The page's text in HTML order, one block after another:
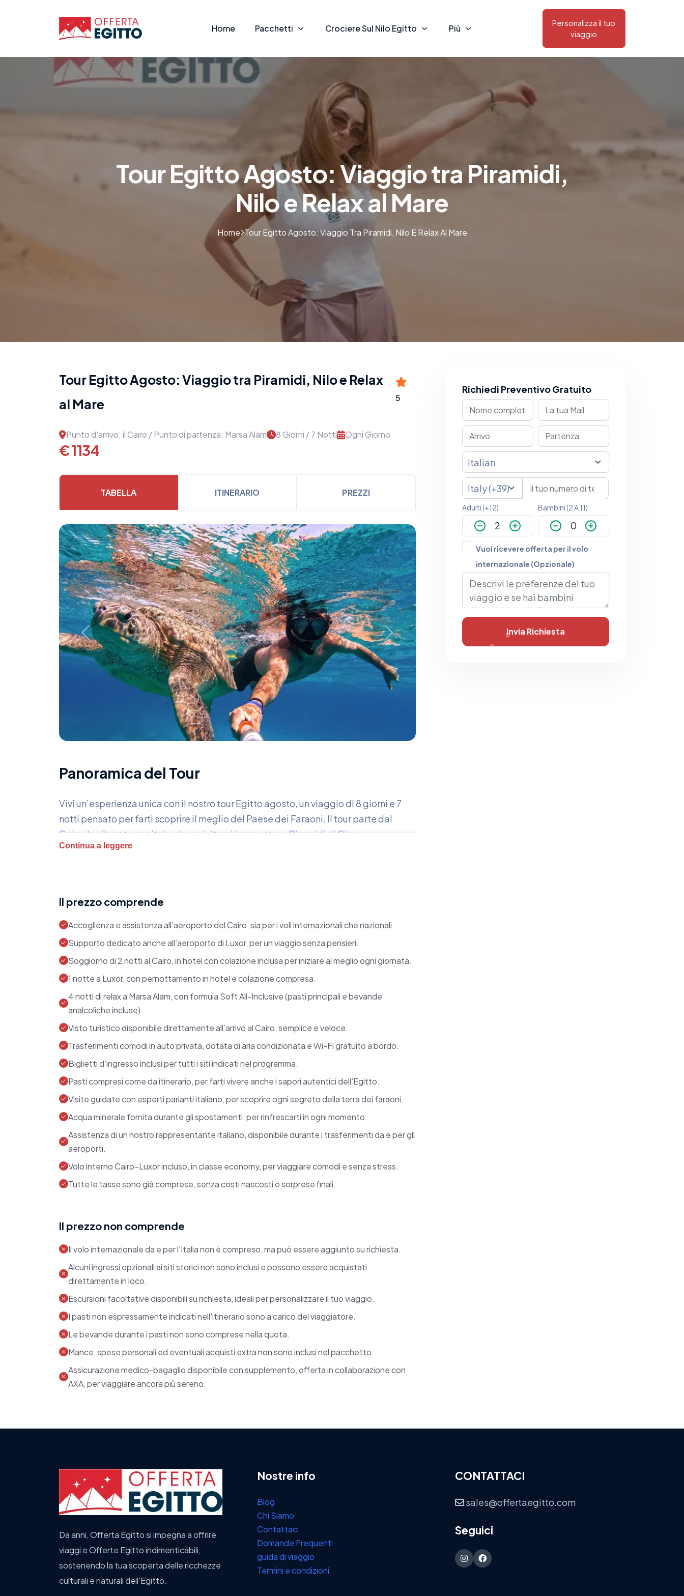
Home Pacchetti Crociere Sul Nilo Egitto Più
Personalizza il tuo
viaggio
Tour Egitto Agosto: Viaggio tra Piramidi,
Nilo e Relax al Mare
Home Tour Egitto Agosto: Viaggio Tra Piramidi, Nilo E Relax Al Mare
Tour Egitto Agosto: Viaggio tra Piramidi, Nilo e Relax
al Mare
5
Punto d'arrivo: il Cairo / Punto di partenza: Marsa Alam 8 Giorni / 7 Notti Ogni Giorno
€ 1134
TABELLA ITINERARIO PREZZI
Previous Next
Panoramica del Tour
Vivi un’esperienza unica con il nostro tour Egitto agosto, un viaggio di 8 giorni e 7
notti pensato per farti scoprire il meglio del Paese dei Faraoni. Il tour parte dal
Cairo , la vibrante capitale, dove visiterai le maestose Piramidi di Giza
l’enigmatica Sfinge e il famoso
cielo aperto del mondo. Qui ti immergerai nella storia visitando la Valle dei Re e il
magnifico Tempio della regina Hatshepsut, senza dimenticare i maestosi Templi di
Karnak e Luxor.
Una volta conclusa la parte culturale, il viaggio prosegue verso le acque cristalline
di Marsa Alam, dove ti aspettano quattro giorni di relax in un resort Soft All
Inclusive.
Potrai scegliere se rilassarti sulla spiaggia, esplorare i colorati fondali del Mar
Rosso o partecipare a escursioni facoltative come snorkeling e safari nel deserto.
Il pacchetto comprende assistenza aeroportuale in tutte le tappe, voli interni,
guide professioniste parlanti italiano e sistemazione in hotel e resort di alta
qualità.
Le tasse sono già incluse, così come l’acqua minerale durante i trasferimenti e il
supporto costante del nostro staff locale. Alcune spese, come le bevande ai pasti,
le mance e l’assicurazione medico-bagaglio, sono escluse e disponibili su
questa terra ricca di storia e meraviglie naturali.
Prenota ora e preparati a vivere emozioni che resteranno per sempre nei tuoi
ricordi!
Continua a leggere
Il prezzo comprende
Accoglienza e assistenza all’aeroporto del Cairo, sia per i voli internazionali che nazionali.
Supporto dedicato anche all’aeroporto di Luxor, per un viaggio senza pensieri.
Soggiorno di 2 notti al Cairo, in hotel con colazione inclusa per iniziare al meglio ogni giornata.
1 notte a Luxor, con pernottamento in hotel e colazione compresa.
4 notti di relax a Marsa Alam, con formula Soft All-Inclusive (pasti principali e bevande
analcoliche incluse).
Visto turistico disponibile direttamente all’arrivo al Cairo, semplice e veloce.
Trasferimenti comodi in auto privata, dotata di aria condizionata e Wi-Fi gratuito a bordo.
Biglietti d’ingresso inclusi per tutti i siti indicati nel programma.
Pasti compresi come da itinerario, per farti vivere anche i sapori autentici dell’Egitto.
Visite guidate con esperti parlanti italiano, per scoprire ogni segreto della terra dei faraoni.
Acqua minerale fornita durante gli spostamenti, per rinfrescarti in ogni momento.
Assistenza di un nostro rappresentante italiano, disponibile durante i trasferimenti da e per gli
aeroporti.
Volo interno Cairo–Luxor incluso, in classe economy, per viaggiare comodi e senza stress.
Tutte le tasse sono già comprese, senza costi nascosti o sorprese finali.
Il prezzo non comprende
Il volo internazionale da e per l’Italia non è compreso, ma può essere aggiunto su richiesta.
Alcuni ingressi opzionali ai siti storici non sono inclusi e possono essere acquistati
direttamente in loco.
Escursioni facoltative disponibili su richiesta, ideali per personalizzare il tuo viaggio.
I pasti non espressamente indicati nell'itinerario sono a carico del viaggiatore.
Le bevande durante i pasti non sono comprese nella quota.
Mance, spese personali ed eventuali acquisti extra non sono inclusi nel pacchetto.
Assicurazione medico-bagaglio disponibile con supplemento, offerta in collaborazione con
AXA, per viaggiare ancora più sereno.
Richiedi Preventivo Gratuito
Adulti (+12) Bambini (2 A 11)
Vuoi ricevere offerta per il volo
internazionale (Opzionale)
Invia Richiesta
Da anni, Offerta Egitto si impegna a offrire
viaggi e Offerte Egitto indimenticabili,
sostenendo la tua scoperta delle ricchezze
culturali e naturali dell'Egitto.
Nostre info
Blog
Chi Siamo
Contattaci
Domande Frequenti
guida di viaggio
Termini e condizioni
CONTATTACI
sales@offertaegitto.com
Seguici